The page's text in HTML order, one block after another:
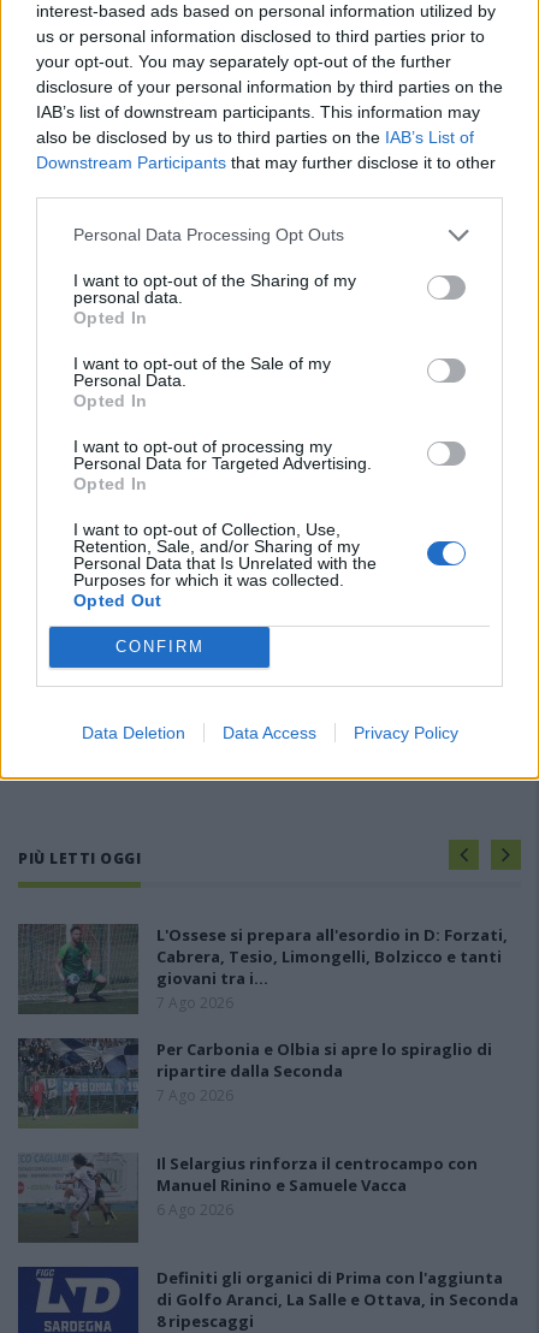
interest-based ads based on personal information utilized by
us or personal information disclosed to third parties prior to
your opt-out. You may separately opt-out of the further
disclosure of your personal information by third parties on the
IAB’s list of downstream participants. This information may
also be disclosed by us to third parties on the IAB’s List of
Downstream Participants that may further disclose it to other
Personal Data Processing Opt Outs
I want to opt-out of the Sharing of my
personal data.
Opted In
I want to opt-out of the Sale of my
Personal Data.
Opted In
I want to opt-out of processing my
Personal Data for Targeted Advertising.
Opted In
I want to opt-out of Collection, Use,
Retention, Sale, and/or Sharing of my
Personal Data that Is Unrelated with the
Purposes for which it was collected.
Opted Out
CONFIRM
Data Deletion Data Access Privacy Policy
PIÙ LETTI OGGI
L'Ossese si prepara all'esordio in D: Forzati,
Cabrera, Tesio, Limongelli, Bolzicco e tanti
giovani tra i…
7 Ago 2026
Per Carbonia e Olbia si apre lo spiraglio di
ripartire dalla Seconda
7 Ago 2026
Il Selargius rinforza il centrocampo con
Manuel Rinino e Samuele Vacca
6 Ago 2026
Definiti gli organici di Prima con l'aggiunta
di Golfo Aranci, La Salle e Ottava, in Seconda
8 ripescaggi